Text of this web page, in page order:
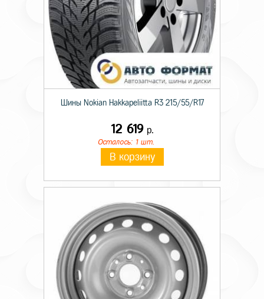
Шины Nokian Hakkapeliitta R3 215/55/R17
12 619р.
Осталось: 1 шт.
В корзину